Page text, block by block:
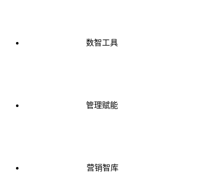
数智工具
管理赋能
营销智库